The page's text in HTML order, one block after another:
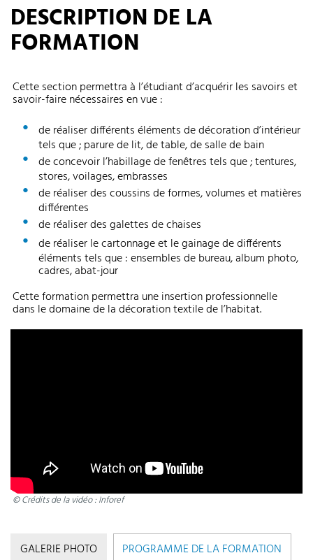
DESCRIPTION DE LA
FORMATION
Cette section permettra à l’étudiant d’acquérir les savoirs et
savoir-faire nécessaires en vue :
de réaliser différents éléments de décoration d’intérieur
tels que ; parure de lit, de table, de salle de bain
de concevoir l’habillage de fenêtres tels que ; tentures,
stores, voilages, embrasses
de réaliser des coussins de formes, volumes et matières
différentes
de réaliser des galettes de chaises
de réaliser le cartonnage et le gainage de différents
éléments tels que : ensembles de bureau, album photo,
cadres, abat-jour
Cette formation permettra une insertion professionnelle
dans le domaine de la décoration textile de l’habitat.
© Crédits de la vidéo : Inforef
GALERIE PHOTO
PROGRAMME DE LA FORMATION